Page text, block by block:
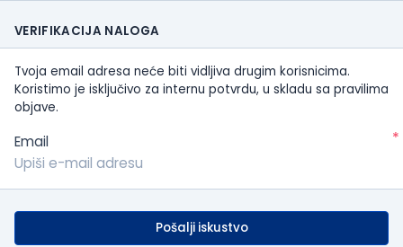
VERIFIKACIJA NALOGA
Tvoja email adresa neće biti vidljiva drugim korisnicima.
Koristimo je isključivo za internu potvrdu, u skladu sa pravilima
objave.
Email *
Pošalji iskustvo